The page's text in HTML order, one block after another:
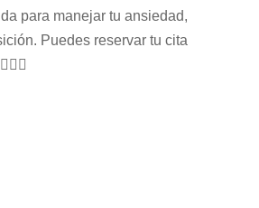
para manejar tu ansiedad,
Puedes reservar tu cita